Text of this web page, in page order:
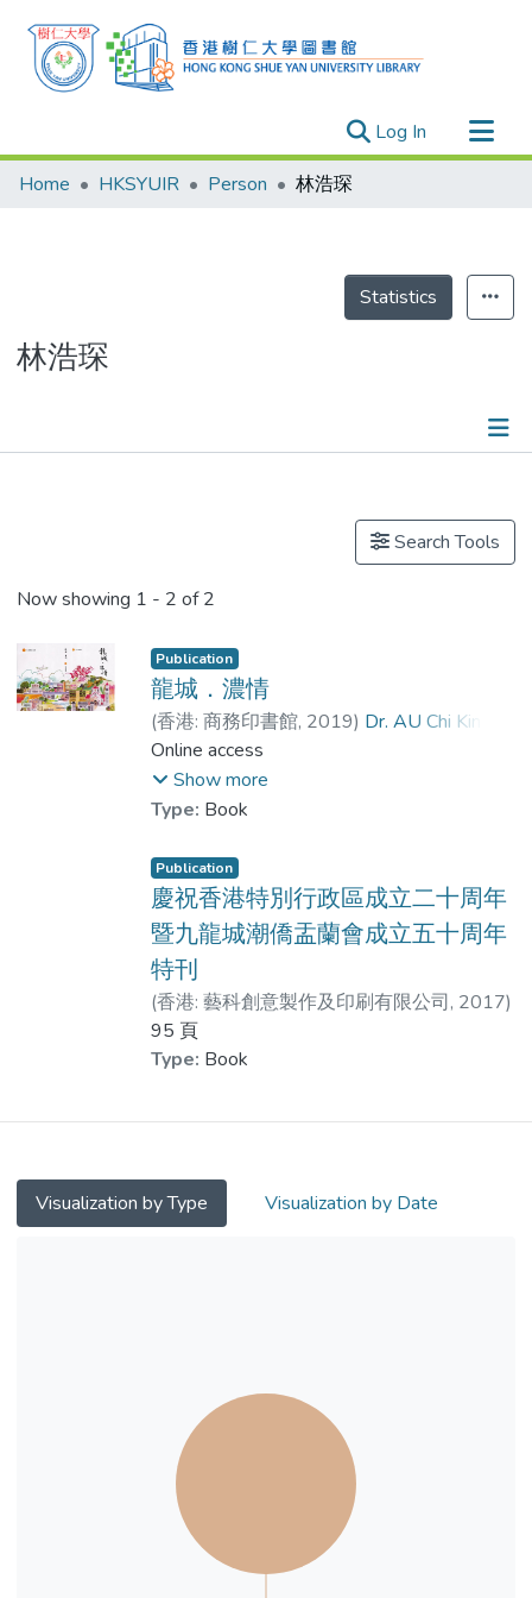
Log In (current)
Research Outputs
Theses
Home HKSYUIR Person 林浩琛
Statistics
林浩琛
Search Tools
Now showing 1 - 2 of 2
Publication
龍城．濃情
(香港: 商務印書館, 2019) Dr. AU Chi Kin
林浩琛
Online access
Show more
Type: Book
Publication
慶祝香港特別行政區成立二十周年
暨九龍城潮僑盂蘭會成立五十周年
特刊
(香港: 藝科創意製作及印刷有限公司, 2017)
Dr. AU Chi Kin
95 頁
Type: Book
Visualization by Type Visualization by Date